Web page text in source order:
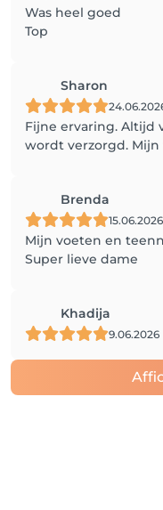
Was heel goed
Top
Sharon
Fijne ervaring. Altijd
wordt verzorgd.
Brenda
15.06.2026
Mijn voeten en
Super lieve dame
Khadija
9.06.2026